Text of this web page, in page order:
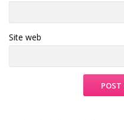
Site web